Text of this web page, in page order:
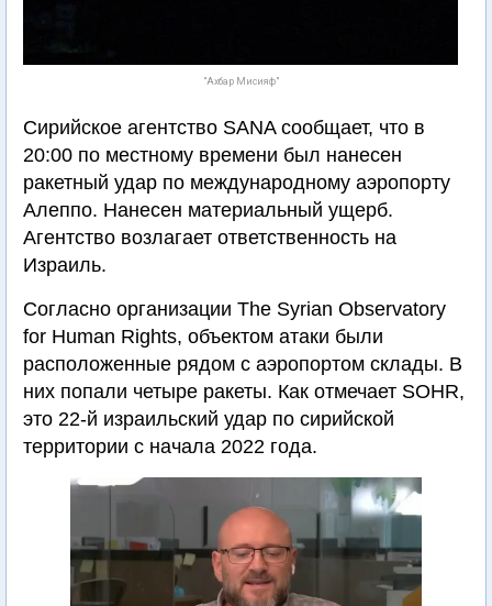
"Ахбар Мисияф"
Сирийское агентство SANA сообщает, что в
20:00 по местному времени был нанесен
ракетный удар по международному аэропорту
Алеппо. Нанесен материальный ущерб.
Агентство возлагает ответственность на
Израиль.
Согласно организации The Syrian Observatory
for Human Rights, объектом атаки были
расположенные рядом с аэропортом склады. В
них попали четыре ракеты. Как отмечает SOHR,
это 22-й израильский удар по сирийской
территории с начала 2022 года.